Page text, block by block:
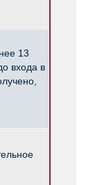
13
входа в